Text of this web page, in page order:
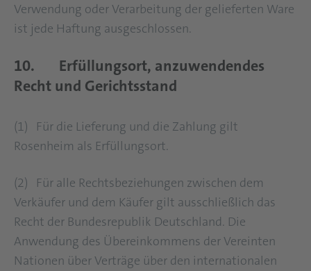
Verwendung oder Verarbeitung der gelieferten Ware
ist jede Haftung ausgeschlossen.
10. Erfüllungsort, anzuwendendes
Recht und Gerichtsstand
(1) Für die Lieferung und die Zahlung gilt
Rosenheim als Erfüllungsort.
(2) Für alle Rechtsbeziehungen zwischen dem
Verkäufer und dem Käufer gilt ausschließlich das
Recht der Bundesrepublik Deutschland. Die
Anwendung des Übereinkommens der Vereinten
Nationen über Verträge über den internationalen